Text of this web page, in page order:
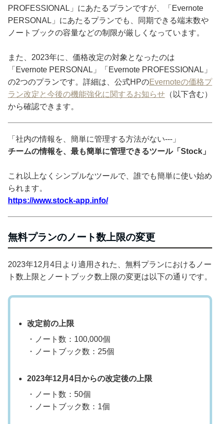
PROFESSIONAL」にあたるプランですが、「Evernote
PERSONAL」にあたるプランでも、同期できる端末数や
ノートブックの容量などの制限が厳しくなっています。
また、2023年に、価格改定の対象となったのは
「Evernote PERSONAL」「Evernote PROFESSIONAL」
の2つのプランです。詳細は、公式HPのEvernoteの価格プ
ラン改定と今後の機能強化に関するお知らせ （以下含む）
から確認できます。
「社内の情報を、簡単に管理する方法がない---」
チームの情報を、最も簡単に管理できるツール「Stock」
これ以上なくシンプルなツールで、誰でも簡単に使い始め
られます。
https://www.stock-app.info/
無料プランのノート数上限の変更
2023年12月4日より適用された、無料プランにおけるノー
ト数上限とノートブック数上限の変更は以下の通りです。
改定前の上限
・ノート数：100,000個
・ノートブック数：25個
2023年12月4日からの改定後の上限
・ノート数：50個
・ノートブック数：1個